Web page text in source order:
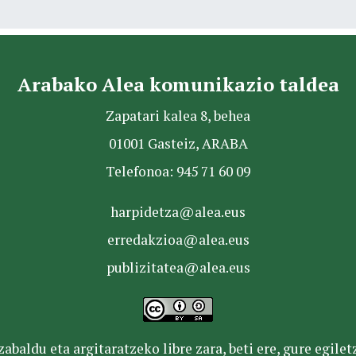
Arabako Alea komunikazio taldea
Zapatari kalea 8, behea
01001 Gasteiz, ARABA
Telefonoa: 945 71 60 09
harpidetza@alea.eus
erredakzioa@alea.eus
publizitatea@alea.eus
eta argitaratzeko libre zara, beti ere, gure